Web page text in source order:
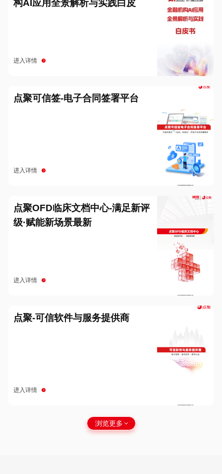
构AI应用全景解析与实践白皮
进入详情
点聚可信签-电子合同签署平台
进入详情
点聚OFD临床文档中心-满足新评
级·赋能新场景最新
进入详情
点聚-可信软件与服务提供商
进入详情
浏览更多